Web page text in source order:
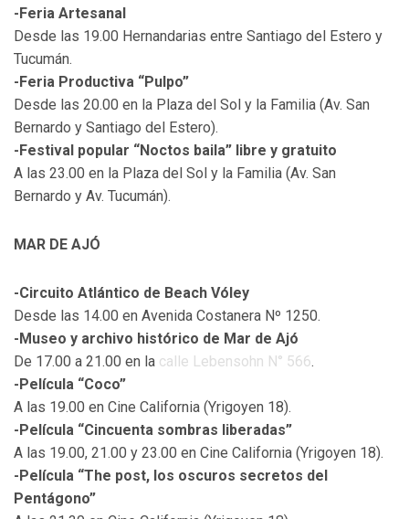
-Feria Artesanal
Desde las 19.00 Hernandarias entre Santiago del Estero y
Tucumán.
-Feria Productiva “Pulpo”
Desde las 20.00 en la Plaza del Sol y la Familia (Av. San
Bernardo y Santiago del Estero).
-Festival popular “Noctos baila” libre y gratuito
A las 23.00 en la Plaza del Sol y la Familia (Av. San
Bernardo y Av. Tucumán).
MAR DE AJÓ
-Circuito Atlántico de Beach Vóley
Desde las 14.00 en Avenida Costanera Nº 1250.
-Museo y archivo histórico de Mar de Ajó
De 17.00 a 21.00 en la calle Lebensohn N° 566.
-Película “Coco”
A las 19.00 en Cine California (Yrigoyen 18).
-Película “Cincuenta sombras liberadas”
A las 19.00, 21.00 y 23.00 en Cine California (Yrigoyen 18).
-Película “The post, los oscuros secretos del
Pentágono”